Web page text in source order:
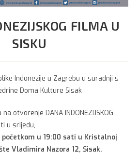
FILMA U
SISKU
Indonezije u Zagrebu u suradnji s
Doma Kulture Sisak
otvorenje DANA INDONEZIJSKOG
u srijedu,
početkom u 19:00 sati u Kristalnoj
Vladimira Nazora 12, Sisak.